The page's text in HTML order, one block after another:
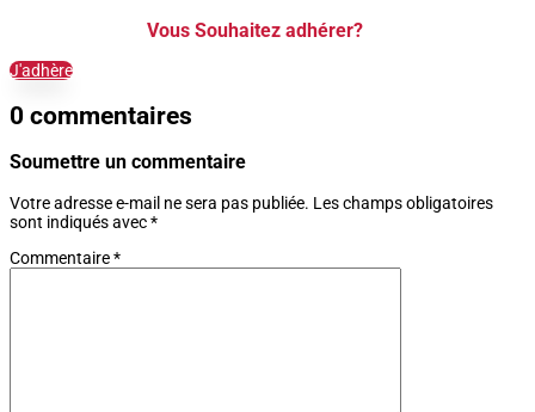
Vous Souhaitez adhérer?
J'adhère
0 commentaires
Soumettre un commentaire
Votre adresse e-mail ne sera pas publiée. Les champs obligatoires
sont indiqués avec*
Commentaire*